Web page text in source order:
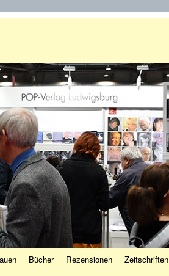
Bücher Rezensionen Zeitschriften